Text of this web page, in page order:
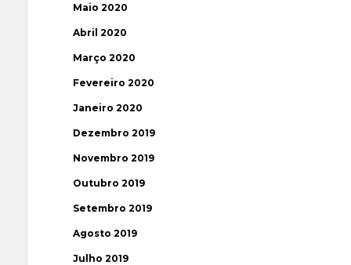
Maio 2020
Abril 2020
Março 2020
Fevereiro 2020
Janeiro 2020
Dezembro 2019
Novembro 2019
Outubro 2019
Setembro 2019
Agosto 2019
Julho 2019